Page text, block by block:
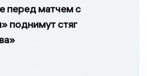
перед матчем с
поднимут стяг